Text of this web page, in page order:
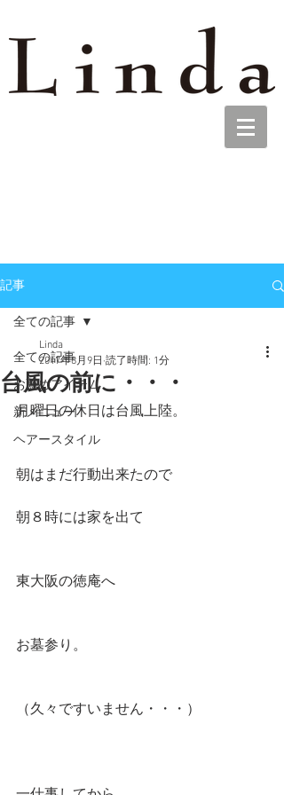
記事
全ての記事
お薦めアイテム
新メニュー
ヘアースタイル
全ての記事
台風の前に・・・
Linda
2017年8月9日 読了時間: 1分
月曜日の休日は台風上陸。
朝はまだ行動出来たので
朝８時には家を出て
東大阪の徳庵へ
お墓参り。
（久々ですいません・・・）